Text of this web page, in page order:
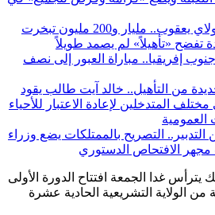
غابة عين الشقف بمولاي يعقوب.. مليار و200 مليون تبخرت
تفضح «تأهيلاً» لم يصمد طويلاً
إفريقيا.. مباراة العبور إلى نصف
من التأهيل.. خالد آيت طالب يقود
المتدخلين لإعادة الاعتبار للأحياء
العمومية
التصريح بالممتلكات يضع وزراء
الافتحاص الدستوري
يترأس غدا الجمعة افتتاح الدورة الأولى
من الولاية التشريعية الحادية عشرة